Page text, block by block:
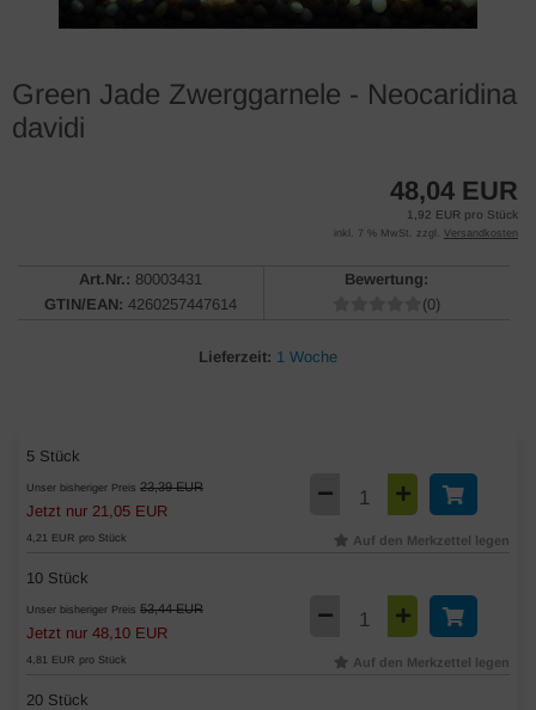
Green Jade Zwerggarnele - Neocaridina
davidi
48,04 EUR
1,92 EUR pro Stück
inkl. 7 % MwSt. zzgl. Versandkosten
Art.Nr.: 80003431
GTIN/EAN: 4260257447614
Bewertung:
(0)
Lieferzeit: 1 Woche
5 Stück
Unser bisheriger Preis 23,39 EUR
Jetzt nur 21,05 EUR
4,21 EUR pro Stück Auf den Merkzettel legen
10 Stück
Unser bisheriger Preis 53,44 EUR
Jetzt nur 48,10 EUR
4,81 EUR pro Stück Auf den Merkzettel legen
20 Stück